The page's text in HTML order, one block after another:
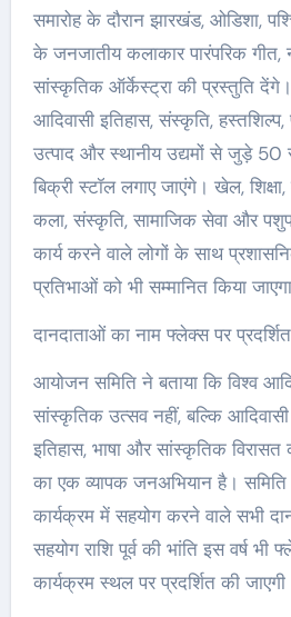
समारोह के दौरान झारखंड, ओडिशा,
के जनजातीय कलाकार पारंपरिक गीत,
सांस्कृतिक ऑर्केस्ट्रा की प्रस्तुति
आदिवासी इतिहास, संस्कृति,
उत्पाद और स्थानीय उद्यमों से जुड़े 50
बिक्री स्टॉल लगाए जाएंगे। खेल, शिक्षा,
कला, संस्कृति, सामाजिक सेवा और
कार्य करने वाले लोगों के साथ
प्रतिभाओं को भी सम्मानित किया
दानदाताओं का नाम फ्लेक्स पर
आयोजन समिति ने बताया कि विश्व
सांस्कृतिक उत्सव नहीं, बल्कि
इतिहास, भाषा और सांस्कृतिक
का एक व्यापक जनअभियान है। समिति
कार्यक्रम में सहयोग करने वाले सभी
सहयोग राशि पूर्व की भांति इस वर्ष
कार्यक्रम स्थल पर प्रदर्शित की